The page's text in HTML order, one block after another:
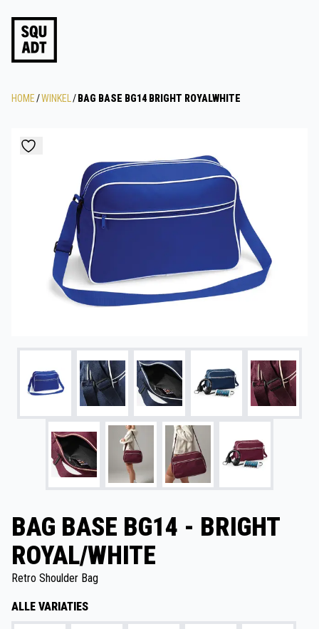
HOME/WINKEL / BAG BASE BG14 BRIGHT ROYALWHITE
BAG BASE BG14 - BRIGHT
ROYAL/WHITE
Retro Shoulder Bag
ALLE VARIATIES